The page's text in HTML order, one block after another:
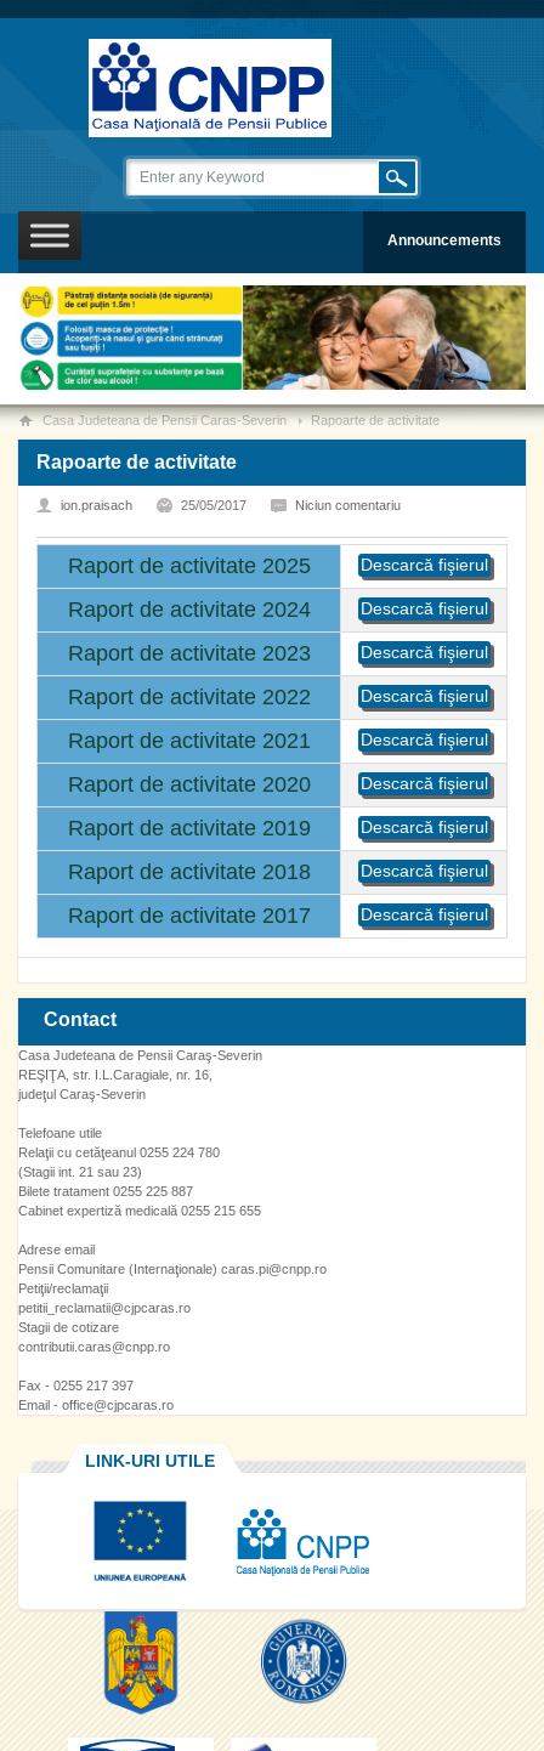
Announcements
Casa Judeteana de Pensii Caras-Severin Rapoarte de activitate
Rapoarte de activitate
ion.praisach 25/05/2017 Niciun comentariu
Raport de activitate 2025 Descarcă fişierul
Raport de activitate 2024 Descarcă fişierul
Raport de activitate 2023 Descarcă fişierul
Raport de activitate 2022 Descarcă fişierul
Raport de activitate 2021 Descarcă fişierul
Raport de activitate 2020 Descarcă fişierul
Raport de activitate 2019 Descarcă fişierul
Raport de activitate 2018 Descarcă fişierul
Raport de activitate 2017 Descarcă fişierul
Contact
Casa Judeteana de Pensii Caraş-Severin
REŞIŢA, str. I.L.Caragiale, nr. 16,
judeţul Caraş-Severin
Telefoane utile
Relaţii cu cetăţeanul 0255 224 780
(Stagii int. 21 sau 23)
Bilete tratament 0255 225 887
Cabinet expertiză medicală 0255 215 655
Adrese email
Pensii Comunitare (Internaţionale) caras.pi@cnpp.ro
Petiţii/reclamaţii
petitii_reclamatii@cjpcaras.ro
Stagii de cotizare
contributii.caras@cnpp.ro
Fax - 0255 217 397
Email - office@cjpcaras.ro
LINK-URI UTILE